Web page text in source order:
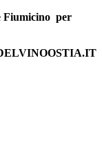
Fiumicino per